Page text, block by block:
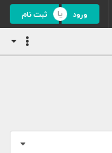
ورود ثبت نام